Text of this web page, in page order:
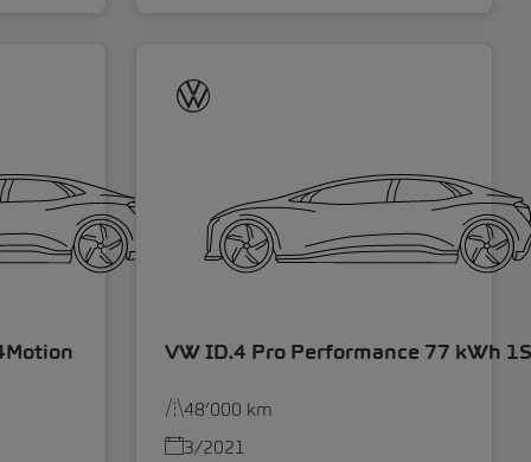
VW ID.4 Pro Performance 77 kWh
48’000 km
3/2021